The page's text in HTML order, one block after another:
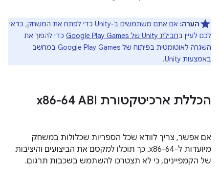
הערה:
אם אתם משתמשים ב-Unity כדי לפתח את המשחק, כדאי
לכם לעיין בחבילת Unity של Google Play Games
כדי להפוך את
השגרה לאוטומטית בפיתוח של Google Play Games במחשב
באמצעות Unity.
הכללת ארכיטקטורת ABI‏ x86-64
אם אפשר, צריך לוודא שכל הספריות שכלולות במשחק
מיועדות ל-x86-64. כך תוכלו למקסם את הביצועים והיציבות
של הקמפיינים, כי לא תצטרכו להשתמש בשכבות תרגום.